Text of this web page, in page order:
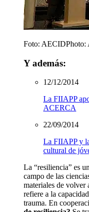
Foto: AECIDPhoto:
Y además:
12/12/2014
La FIIAPP
ACERCA
22/09/2014
La FIIAPP y
cultural de
La “resiliencia” es
campo de las
materiales de volver
refiere a la
trauma. En